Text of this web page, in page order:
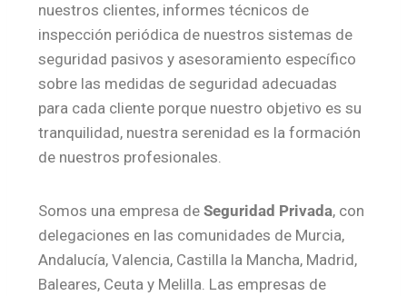
nuestros clientes, informes técnicos de
inspección periódica de nuestros sistemas de
seguridad pasivos y asesoramiento específico
sobre las medidas de seguridad adecuadas
para cada cliente porque nuestro objetivo es su
tranquilidad, nuestra serenidad es la formación
de nuestros profesionales.
Somos una empresa de Seguridad Privada, con
delegaciones en las comunidades de Murcia,
Andalucía, Valencia, Castilla la Mancha, Madrid,
Baleares, Ceuta y Melilla. Las empresas de